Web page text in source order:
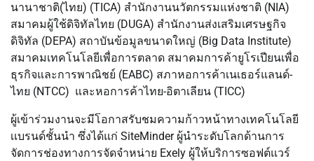
นานาชาติ(ไทย) (TICA) สำนักงานนวัตกรรมแห่งชาติ (NIA)
สมาคมผู้ใช้ดิจิทัลไทย (DUGA) สำนักงานส่งเสริมเศรษฐกิจ
ดิจิทัล (DEPA) สถาบันข้อมูลขนาดใหญ่ (Big Data Institute)
สมาคมเทคโนโลยีเพื่อการตลาด สมาคมการค้ายูโรเปียนเพื่อ
ธุรกิจและการพาณิชย์ (EABC) สภาหอการค้าเนเธอร์แลนด์-
ไทย (NTCC) และหอการค้าไทย-อิตาเลียน (TICC)
ผู้เข้าร่วมงานจะมีโอกาสรับชมความก้าวหน้าทางเทคโนโลยี
เเบรนด์ชั้นนำ ซึ่งได้แก่ SiteMinder ผู้นำระดับโลกด้านการ
จัดการช่องทางการจัดจำหน่าย Exely ผู้ให้บริการซอฟต์แวร์